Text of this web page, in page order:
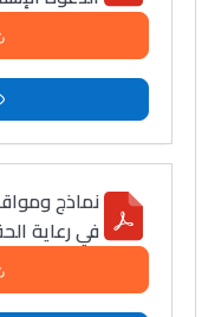
نماذج
في رعاية